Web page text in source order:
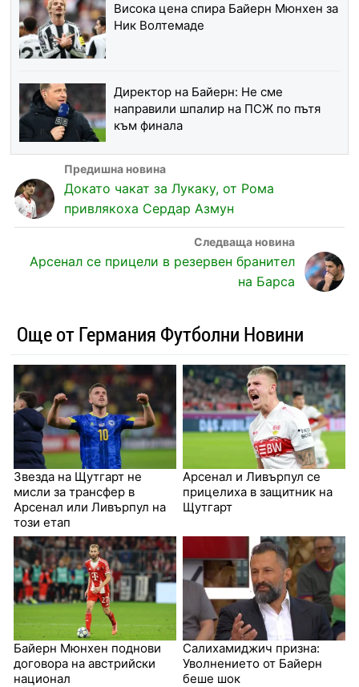
Висока цена спира Байерн Мюнхен за
Ник Волтемаде
Директор на Байерн: Не сме
направили шпалир на ПСЖ по пътя
към финала
Докато чакат за Лукаку, от Рома
привлякоха Сердар Азмун
Арсенал се прицели в резервен бранител
на Барса
Още от Германия Футболни Новини
Звезда на Щутгарт не
мисли за трансфер в
Арсенал или Ливърпул на
този етап
Арсенал и Ливърпул се
прицелиха в защитник на
Щутгарт
Байерн Мюнхен поднови
договора на австрийски
национал
Салихамиджич призна:
Уволнението от Байерн
беше шок